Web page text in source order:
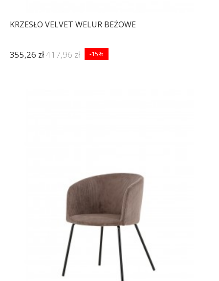
KRZESŁO VELVET WELUR BEŻOWE
355,26 zł417,96 zł -15%